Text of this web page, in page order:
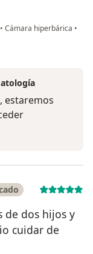
• Cámara hiperbárica •
estaremos
de dos hijos y
cuidar de